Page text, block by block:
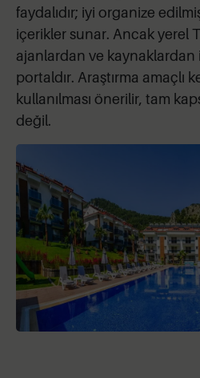
faydalıdır; iyi organize
içerikler sunar. Ancak yerel
ajanlardan ve kaynaklardan
portaldır. Araştırma amaçlı
kullanılması önerilir, tam
değil.